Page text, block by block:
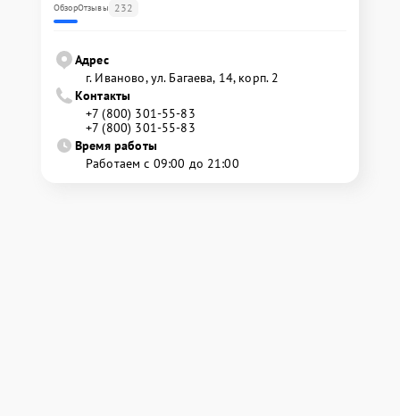
ОбзорОтзывы 232
Адрес
г. Иваново, ул. Багаева, 14, корп. 2
Контакты
+7 (800) 301-55-83
+7 (800) 301-55-83
Время работы
Работаем с 09:00 до 21:00